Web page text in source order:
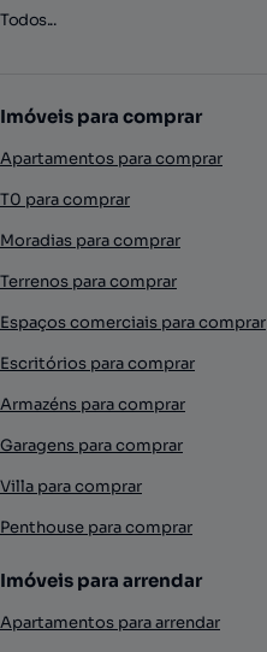
Todos...
Imóveis para comprar
Apartamentos para comprar
T0 para comprar
Moradias para comprar
Terrenos para comprar
Espaços comerciais para comprar
Escritórios para comprar
Armazéns para comprar
Garagens para comprar
Villa para comprar
Penthouse para comprar
Imóveis para arrendar
Apartamentos para arrendar